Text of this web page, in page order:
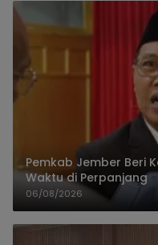
Pemkab Jember Beri
Waktu di Perpanjang
06/08/2026